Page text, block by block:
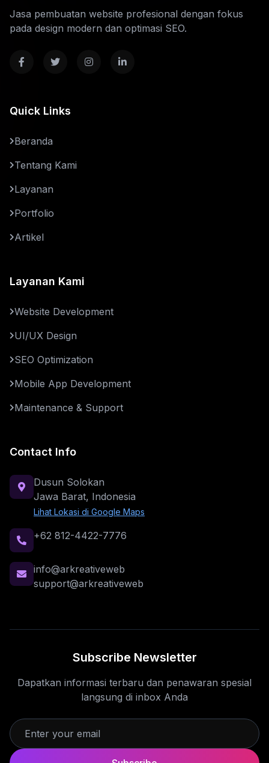
Jasa pembuatan website profesional dengan fokus
pada design modern dan optimasi SEO.
Quick Links
Beranda
Tentang Kami
Layanan
Portfolio
Artikel
Layanan Kami
Website Development
UI/UX Design
SEO Optimization
Mobile App Development
Maintenance & Support
Contact Info
Dusun Solokan
Jawa Barat, Indonesia
Lihat Lokasi di Google Maps
+62 812-4422-7776
info@arkreativeweb
support@arkreativeweb
Subscribe Newsletter
Dapatkan informasi terbaru dan penawaran spesial
langsung di inbox Anda